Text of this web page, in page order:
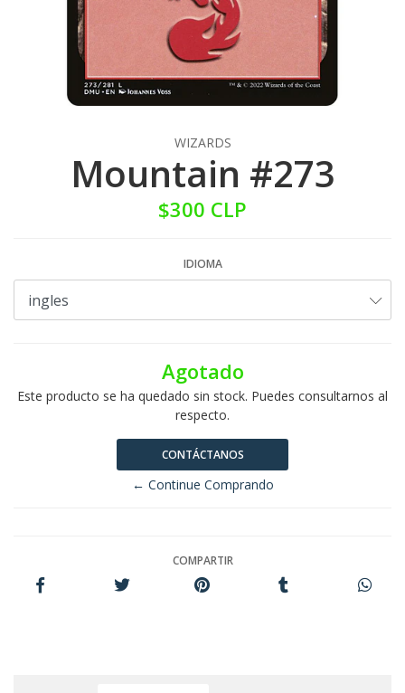
WIZARDS
Mountain #273
$300 CLP
IDIOMA
Agotado
Este producto se ha quedado sin stock. Puedes consultarnos al
respecto.
CONTÁCTANOS
← Continue Comprando
COMPARTIR